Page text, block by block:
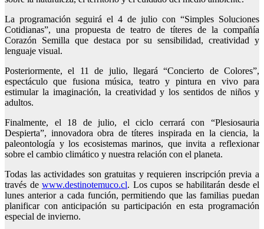
La programación seguirá el 4 de julio con “Simples Soluciones
Cotidianas”, una propuesta de teatro de títeres de la compañía
Corazón Semilla que destaca por su sensibilidad, creatividad y
lenguaje visual.
Posteriormente, el 11 de julio, llegará “Concierto de Colores”,
espectáculo que fusiona música, teatro y pintura en vivo para
estimular la imaginación, la creatividad y los sentidos de niños y
adultos.
Finalmente, el 18 de julio, el ciclo cerrará con “Plesiosauria
Despierta”, innovadora obra de títeres inspirada en la ciencia, la
paleontología y los ecosistemas marinos, que invita a reflexionar
sobre el cambio climático y nuestra relación con el planeta.
Todas las actividades son gratuitas y requieren inscripción previa a
través de www.destinotemuco.cl. Los cupos se habilitarán desde el
lunes anterior a cada función, permitiendo que las familias puedan
planificar con anticipación su participación en esta programación
especial de invierno.